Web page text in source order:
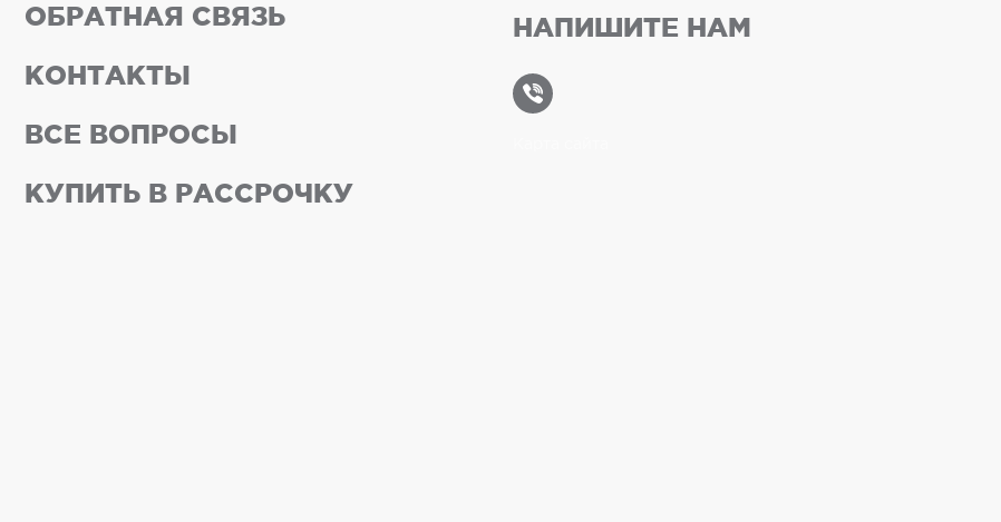
ОБРАТНАЯ СВЯЗЬ
КОНТАКТЫ
ВСЕ ВОПРОСЫ
КУПИТЬ В РАССРОЧКУ
НАПИШИТЕ НАМ